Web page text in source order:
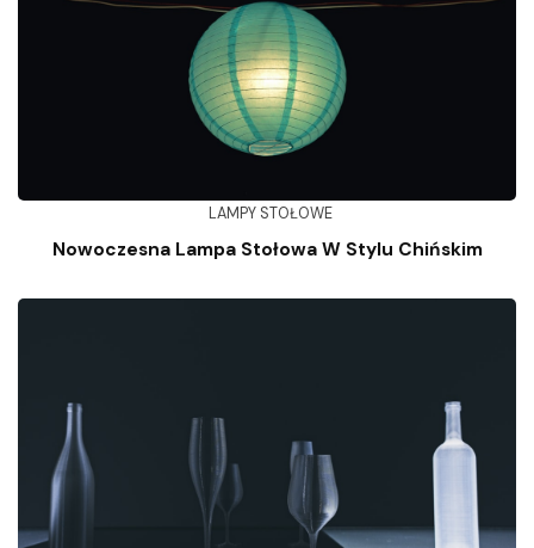
LAMPY STOŁOWE
Nowoczesna Lampa Stołowa W Stylu Chińskim